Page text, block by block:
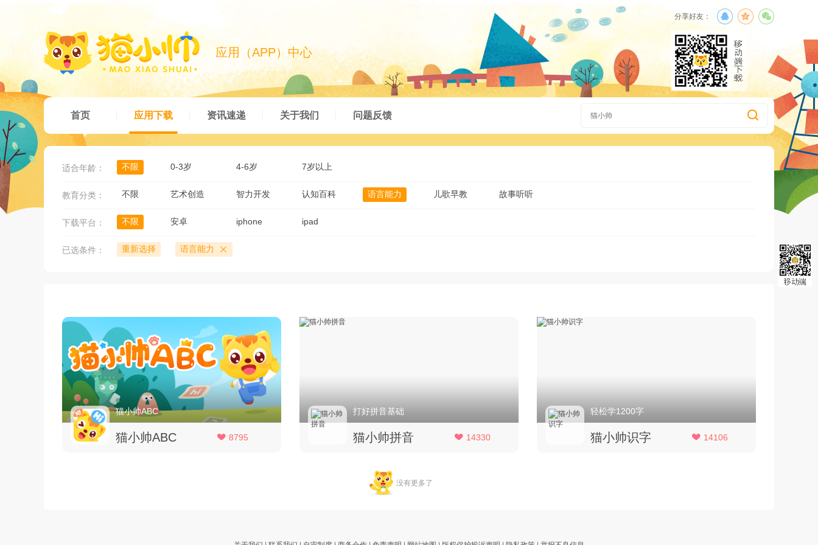
分享好友：
应用（APP）中心
首页 应用下载 资讯速递 关于我们 问题反馈
适合年龄： 不限 0-3岁 4-6岁 7岁以上
教育分类： 不限 艺术创造 智力开发 认知百科 语言能力 儿歌早教 故事听听
下载平台： 不限 安卓 iphone ipad
已选条件： 重新选择 语言能力
猫小帅ABC
猫小帅ABC 8795
打好拼音基础
猫小帅拼音 14330
轻松学1200字
猫小帅识字 14106
没有更多了